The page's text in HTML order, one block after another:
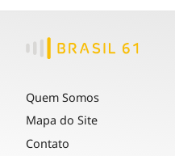
Quem Somos
Mapa do Site
Contato